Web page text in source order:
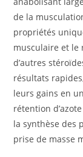
de la
propriétés
musculaire et le
d’autres
résultats
leurs gains en
rétention
la synthèse des
prise de masse